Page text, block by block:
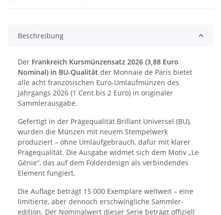
Beschreibung
Der Frankreich Kursmünzensatz 2026 (3,88 Euro
Nominal) in BU-Qualität der Monnaie de Paris bietet
alle acht französischen Euro-Umlaufmünzen des
Jahrgangs 2026 (1 Cent bis 2 Euro) in originaler
Sammlerausgabe.
Gefertigt in der Prägequalität Brillant Universel (BU),
wurden die Münzen mit neuem Stempelwerk
produziert – ohne Umlaufgebrauch, dafür mit klarer
Prägequalität. Die Ausgabe widmet sich dem Motiv „Le
Génie“, das auf dem Folderdesign als verbindendes
Element fungiert.
Die Auflage beträgt 15 000 Exemplare weltweit – eine
limitierte, aber dennoch erschwingliche Sammler-
edition. Der Nominalwert dieser Serie beträgt offiziell